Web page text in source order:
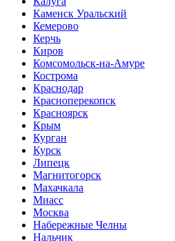
Каменск Уральский
Кемерово
Керчь
Киров
Комсомольск-на-Амуре
Кострома
Краснодар
Красноперекопск
Красноярск
Крым
Курган
Курск
Липецк
Магнитогорск
Махачкала
Миасс
Москва
Набережные Челны
Нальчик